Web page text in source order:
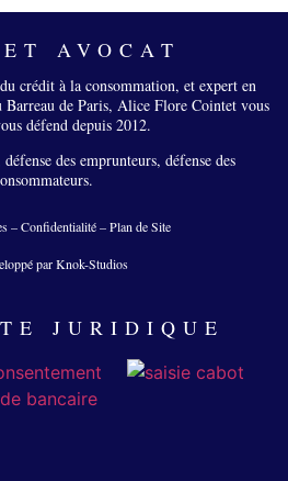
AVOCAT
crédit à la consommation, et expert en
Barreau de Paris, Alice Flore Cointet vous
défend depuis 2012.
des emprunteurs, défense des
–Confidentialité–Plan de Site
par Knok-Studios
JURIDIQUE